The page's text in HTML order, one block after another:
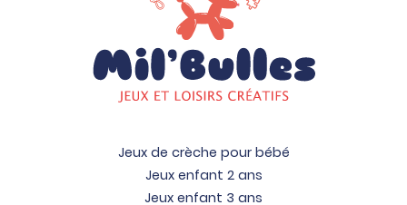
Jeux de crèche pour bébé
Jeux enfant 2 ans
Jeux enfant 3 ans